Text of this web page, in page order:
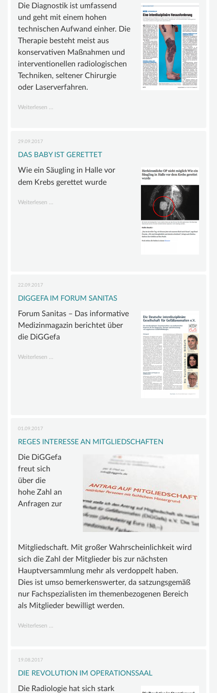
BEIRAT
FÖRDERMITGLIEDER
SATZUNG
WISSEN
GEFÄSSANOMALIE
MALFORMATION
GROSSWUCHSSYNDROM
INFOS & LINKS
COMPGEFA.DE
SPENDENKONTO
KONTAKT
Die Diagnostik ist umfassend
und geht mit einem hohen
technischen Aufwand einher. Die
Therapie besteht meist aus
konservativen Maßnahmen und
interventionellen radiologischen
Techniken, seltener Chirurgie
oder Laserverfahren.
Weiterlesen …
29.09.2017
DAS BABY IST GERETTET
Wie ein Säugling in Halle vor
dem Krebs gerettet wurde
Weiterlesen …
22.09.2017
DIGGEFA IM FORUM SANITAS
Forum Sanitas – Das informative
Medizinmagazin berichtet über
die DiGGefa
Weiterlesen …
01.09.2017
REGES INTERESSE AN MITGLIEDSCHAFTEN
Die DiGGefa
freut sich
über die
hohe Zahl an
Anfragen zur
Mitgliedschaft. Mit großer Wahrscheinlichkeit wird
sich die Zahl der Mitglieder bis zur nächsten
Hauptversammlung mehr als verdoppelt haben.
Dies ist umso bemerkenswerter, da satzungsgemäß
nur Fachspezialisten im themenbezogenen Bereich
als Mitglieder bewilligt werden.
Weiterlesen …
19.08.2017
DIE REVOLUTION IM OPERATIONSSAAL
Die Radiologie hat sich stark